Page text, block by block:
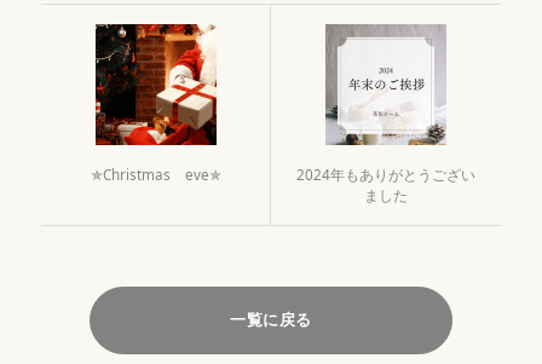
✯Christmas eve✯
2024年もありがとうござい
ました
一覧に戻る